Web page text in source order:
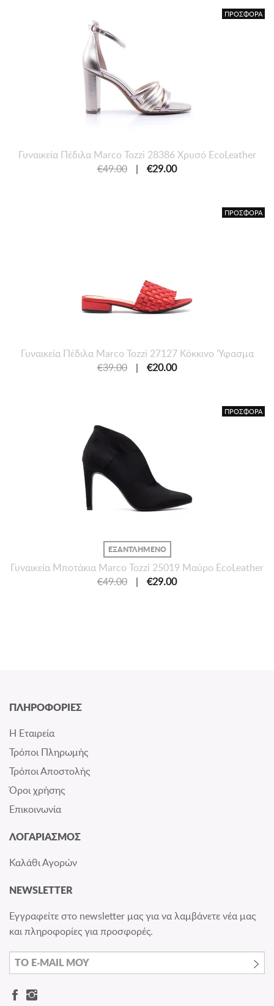
ΠΡΟΣΦΟΡΑ
Γυναικεία Πέδιλα Marco Tozzi 28386 Χρυσό EcoLeather
€49.00
| €29.00
ΠΡΟΣΦΟΡΑ
Γυναικεία Πέδιλα Marco Tozzi 27127 Κόκκινο 'Υφασμα
€39.00
| €20.00
ΠΡΟΣΦΟΡΑ
ΕΞΑΝΤΛΗΜΕΝΟ
Γυναικεία Μποτάκια Marco Tozzi 25019 Μαύρο EcoLeather
€49.00
| €29.00
ΠΛΗΡΟΦΟΡΙΕΣ
Η Εταιρεία
Τρόποι Πληρωμής
Τρόποι Αποστολής
Όροι χρήσης
Επικοινωνία
ΛΟΓΑΡΙΑΣΜΟΣ
Καλάθι Αγορών
NEWSLETTER
Εγγραφείτε στο newsletter μας για να λαμβάνετε νέα μας
και πληροφορίες για προσφορές.